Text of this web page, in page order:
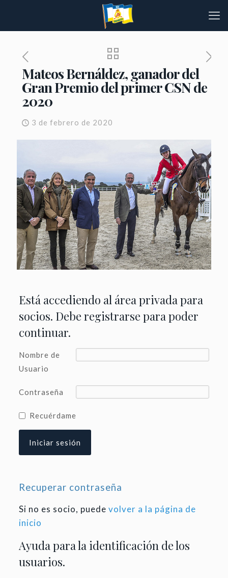
Mateos Bernáldez, ganador del
Gran Premio del primer CSN de
2020
3 de febrero de 2020
Está accediendo al área privada para
socios. Debe registrarse para poder
continuar.
Nombre de
Usuario
Contraseña
Recuérdame
Recuperar contraseña
Si no es socio, puede volver a la página de
inicio
Ayuda para la identificación de los
usuarios.